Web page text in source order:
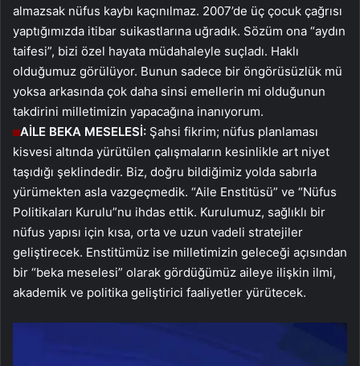
almazsak nüfus kaybı kaçınılmaz. 2007’de üç çocuk çağrısı
yaptığımızda itibar suikastlarına uğradık. Sözüm ona “aydın
taifesi”, bizi özel hayata müdahaleyle suçladı. Haklı
olduğumuz görülüyor. Bunun sadece bir öngörüsüzlük mü
yoksa arkasında çok daha sinsi emellerin mi olduğunun
takdirini milletimizin yapacağına inanıyorum.
AİLE BEKA MESELESİ: Şahsi fikrim; nüfus planlaması
kisvesi altında yürütülen çalışmaların kesinlikle art niyet
taşıdığı şeklindedir. Biz, doğru bildiğimiz yolda sabırla
yürümekten asla vazgeçmedik. “Aile Enstitüsü” ve “Nüfus
Politikaları Kurulu”nu ihdas ettik. Kurulumuz, sağlıklı bir
nüfus yapısı için kısa, orta ve uzun vadeli stratejiler
geliştirecek. Enstitümüz ise milletimizin geleceği açısından
bir “beka meselesi” olarak gördüğümüz aileye ilişkin ilmi,
akademik ve politika geliştirici faaliyetler yürütecek.